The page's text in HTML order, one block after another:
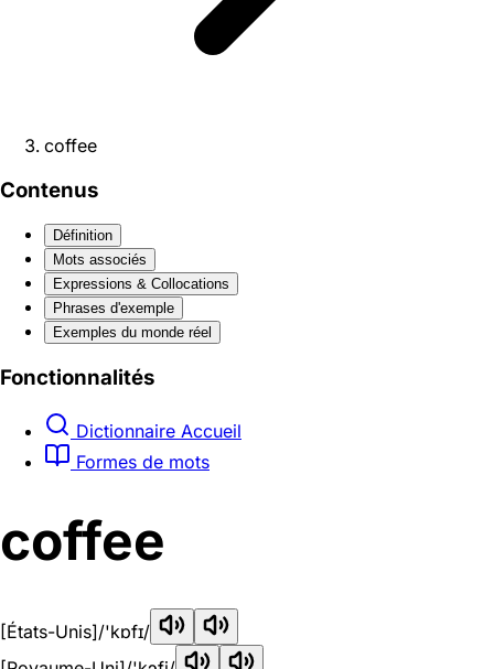
coffee
Contenus
Définition
Mots associés
Expressions & Collocations
Phrases d'exemple
Exemples du monde réel
Fonctionnalités
Dictionnaire Accueil
Formes de mots
coffee
[États-Unis]/'kɒfɪ/